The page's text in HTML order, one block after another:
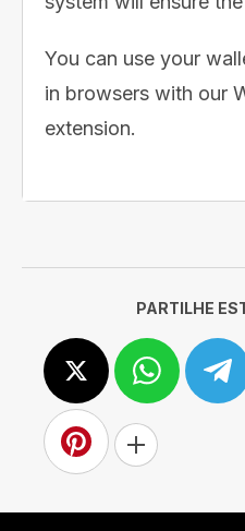
You can use your
in browsers with our
extension.
PARTILHE